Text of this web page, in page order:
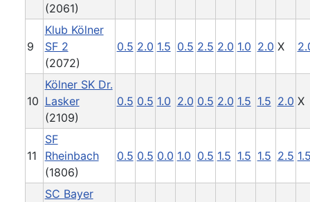
(2061)
9
Klub Kölner
SF 2
(2072)
0.5 2.0 1.5 0.5 2.5 2.0 1.0 2.0 X
10
Kölner SK Dr.
Lasker
(2109)
0.5 0.5 1.0 2.0 0.5 2.0 1.5 1.5 2.0 X
11
SF
Rheinbach
(1806)
0.5 0.5 0.0 1.0 0.5 1.5 1.5 1.5 2.5
SC Bayer